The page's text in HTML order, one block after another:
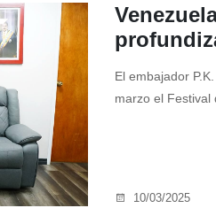
El embajador
marzo el Festival
10/03/2025